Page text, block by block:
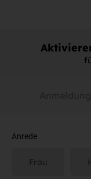
Anrede
Frau